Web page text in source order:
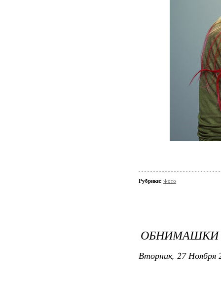
Рубрики: Фото
ОБНИМАШКИ
Вторник, 27 Ноября